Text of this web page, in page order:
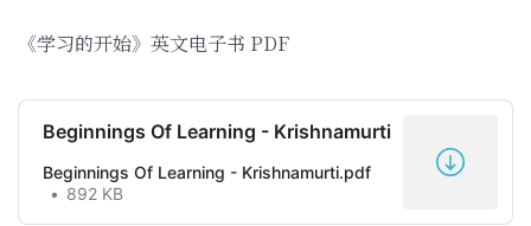
《学习的开始》英文电子书 PDF
Beginnings Of Learning - Krishnamurti
Beginnings Of Learning - Krishnamurti.pdf
892 KB